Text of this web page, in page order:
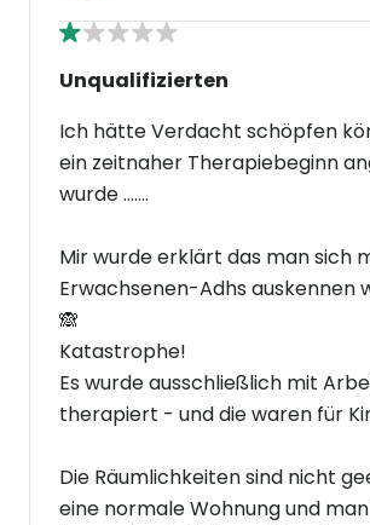
Unqualifizierten
Ich hätte Verdacht schöpfen
ein zeitnaher Therapiebeginn
wurde .......
Mir wurde erklärt das man sich
Erwachsenen-Adhs auskennen
🙈
Katastrophe!
Es wurde ausschließlich mit
therapiert - und die waren für
Die Räumlichkeiten sind nicht
eine normale Wohnung und